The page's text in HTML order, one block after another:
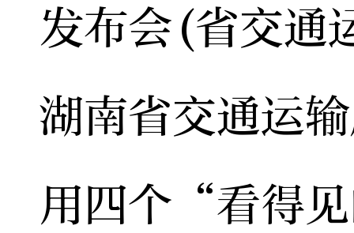
发布会(省交通
湖南省交通运
用四个“看得